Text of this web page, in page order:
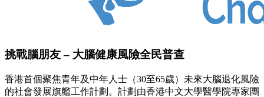
挑戰腦朋友 – 大腦健康風險全民普查
香港首個聚焦青年及中年人士（30至65歲）未來大腦退化風險
的社會發展旗艦工作計劃。計劃由香港中文大學醫學院專家團